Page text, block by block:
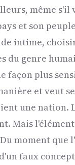
même s'il
et son
intime,
du genre
façon plus
et veut
une
Mais
moment que
faux